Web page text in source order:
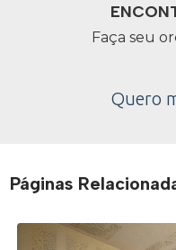
Faça seu
Quero
Páginas